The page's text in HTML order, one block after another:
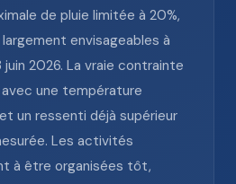
de pluie limitée à 20%,
envisageables à
2026. La vraie contrainte
une température
un ressenti déjà supérieur
Les activités
à être organisées tôt,